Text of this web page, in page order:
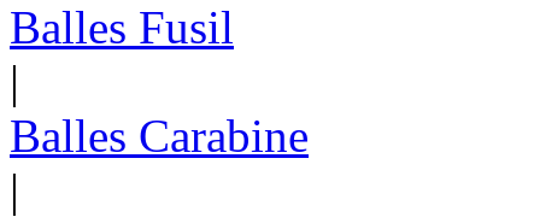
Balles Fusil
|
Balles Carabine
|